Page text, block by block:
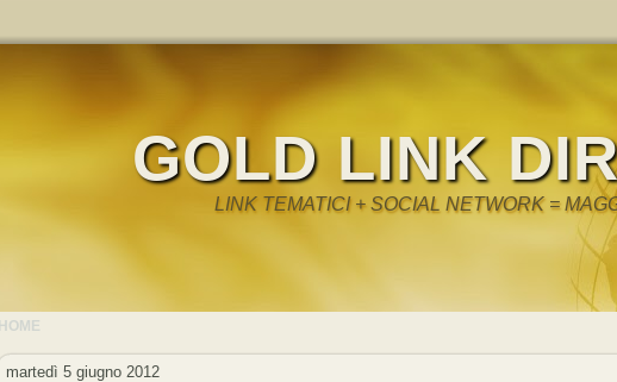
GOLD LINK
LINK TEMATICI + SOCIAL NETWORK =
HOME
martedì 5 giugno 2012